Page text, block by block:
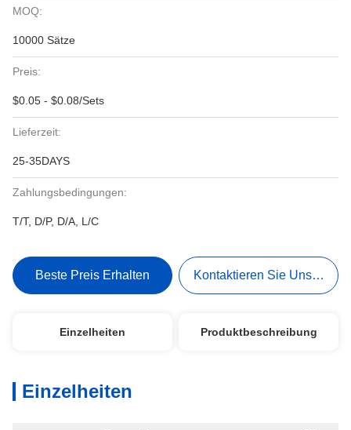
MOQ:
10000 Sätze
Preis:
$0.05 - $0.08/Sets
Lieferzeit:
25-35DAYS
Zahlungsbedingungen:
T/T, D/P, D/A, L/C
Beste Preis Erhalten Kontaktieren Sie Uns Jetzt
Einzelheiten Produktbeschreibung
Einzelheiten